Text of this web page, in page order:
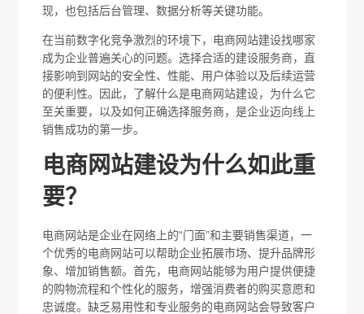
现，也包括后台管理、数据分析等关键功能。
在当前数字化竞争激烈的环境下，电商网站建设找哪家
成为企业普遍关心的问题。选择合适的建设服务商，直
接影响到网站的安全性、性能、用户体验以及后续运营
的便利性。因此，了解什么是电商网站建设，为什么它
至关重要，以及如何正确选择服务商，是企业迈向线上
销售成功的第一步。
电商网站建设为什么如此重
要？
电商网站是企业在网络上的“门面”和主要销售渠道，一
个优秀的电商网站可以帮助企业拓展市场、提升品牌形
象、增加销售额。首先，电商网站能够为用户提供便捷
的购物流程和个性化的服务，增强消费者的购买意愿和
忠诚度。缺乏易用性和专业服务的电商网站会导致客户